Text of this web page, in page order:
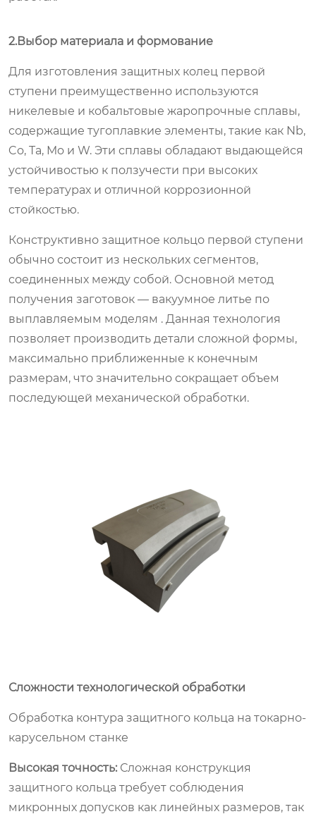
2.Выбор материала и формование
Для изготовления защитных колец первой
ступени преимущественно используются
никелевые и кобальтовые жаропрочные сплавы,
содержащие тугоплавкие элементы, такие как Nb,
Co, Ta, Mo и W. Эти сплавы обладают выдающейся
устойчивостью к ползучести при высоких
температурах и отличной коррозионной
стойкостью.
Конструктивно защитное кольцо первой ступени
обычно состоит из нескольких сегментов,
соединенных между собой. Основной метод
получения заготовок — вакуумное литье по
выплавляемым моделям . Данная технология
позволяет производить детали сложной формы,
максимально приближенные к конечным
размерам, что значительно сокращает объем
последующей механической обработки.
Сложности технологической обработки
Обработка контура защитного кольца на токарно-
карусельном станке
Высокая точность: Сложная конструкция
защитного кольца требует соблюдения
микронных допусков как линейных размеров, так